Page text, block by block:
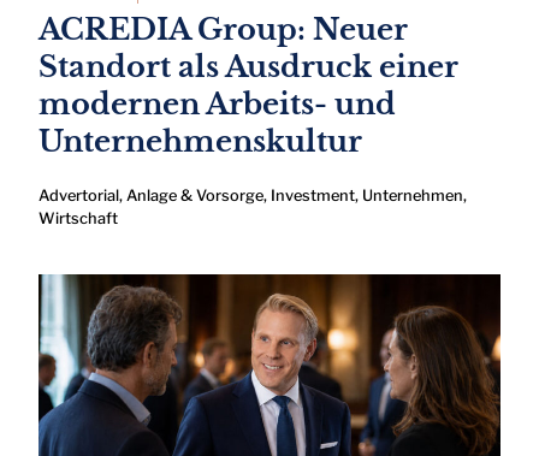
ACREDIA Group: Neuer
Standort als Ausdruck einer
modernen Arbeits- und
Unternehmenskultur
Advertorial, Anlage & Vorsorge, Investment, Unternehmen,
Wirtschaft